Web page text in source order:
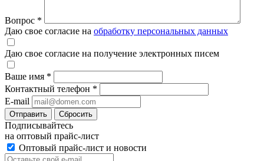
Вопрос *
Даю свое согласие на обработку персональных данных
Даю свое согласие на получение электронных писем
Ваше имя *
Контактный телефон *
E-mail
Отправить Сбросить
Подписывайтесь
на оптовый прайс-лист
Оптовый прайс-лист и новости